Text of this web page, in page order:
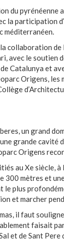
du
la participation
méditerranéen.
collaboration
avec le soutien
Catalunya et
Origens, les
un grand
grande cavité
Origens
au Xe siècle,
300 mètres et
le plus
et marcher
il faut
faisait
et de Sant Pere